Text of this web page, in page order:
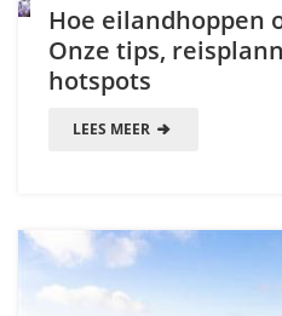
Hoe eilandhoppen
Onze tips,
hotspots
LEES MEER